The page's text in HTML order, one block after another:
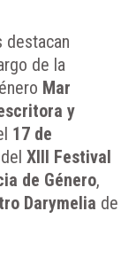
destacan
de la
Mar
y
17 de
XIII Festival
de Género,
Darymelia de